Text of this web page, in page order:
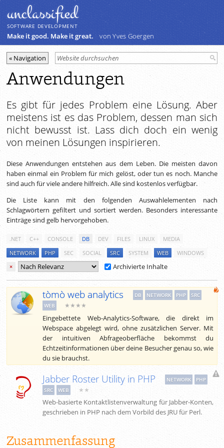
unclassiﬁed
SOFTWARE DEVELOPMENT
Make it good. Make it great. von Yves Goergen
Anwendungen
Es gibt für jedes Problem eine Lösung. Aber
meistens ist es das Problem, dessen man sich
nicht bewusst ist. Lass dich doch ein wenig
von meinen Lösungen inspirieren.
Diese Anwendungen entstehen aus dem Leben. Die meisten davon
haben einmal ein Problem für mich gelöst, oder tun es noch. Manche
sind auch für viele andere hilfreich. Alle sind kostenlos verfügbar.
Die Liste kann mit den folgenden Auswahlelementen nach
Schlagwörtern gefiltert und sortiert werden. Besonders interessante
Einträge sind gelb hervorgehoben.
.NET C++ CONSOLE DB DEV FILES LINUX
MEDIA
NETWORK
PHP SEC SOCIAL SRC SYSTEM WEB
WINDOWS
×
Archivierte Inhalte
tòmò web analytics DB NETWORK PHP
SRC
WEB
★★★★
Eingebettete Web-Analytics-Software, die direkt im
Webspace abgelegt wird, ohne zusätzlichen Server. Mit
der intuitiven Abfrageoberfläche bekommst du
Echtzeitinformationen über deine Besucher genau so, wie
du sie brauchst.
Jabber Roster Utility in PHP NETWORK
PHP
SRC
WEB ★★
Web-basierte Kontaktlistenverwaltung für Jabber-Konten,
geschrieben in PHP nach dem Vorbild des JRU für Perl.
Zusammenfassung